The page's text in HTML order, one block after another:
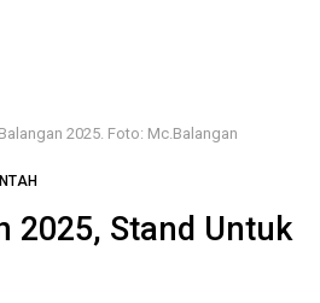
2025. Foto: Mc.Balangan
2025, Stand Untuk